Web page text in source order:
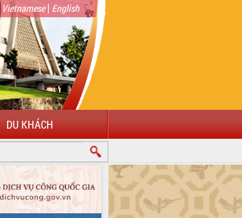
Vietnamese| English
DU KHÁCH